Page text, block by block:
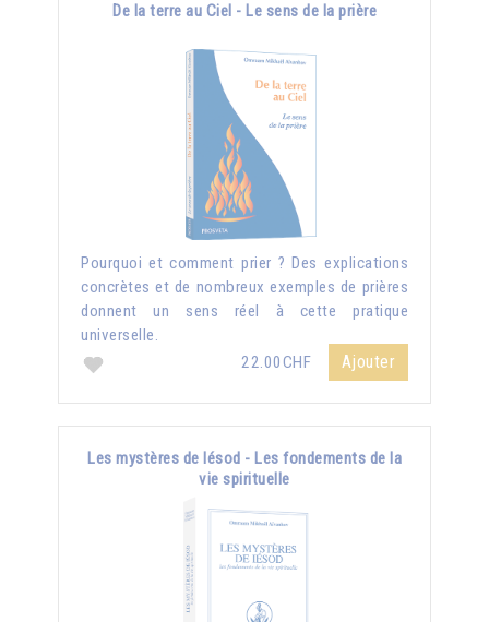
De la terre au Ciel - Le sens de la prière
Pourquoi et comment prier ? Des explications
concrètes et de nombreux exemples de prières
donnent un sens réel à cette pratique
universelle.
22.00CHF
Ajouter
Les mystères de Iésod - Les fondements de la
vie spirituelle